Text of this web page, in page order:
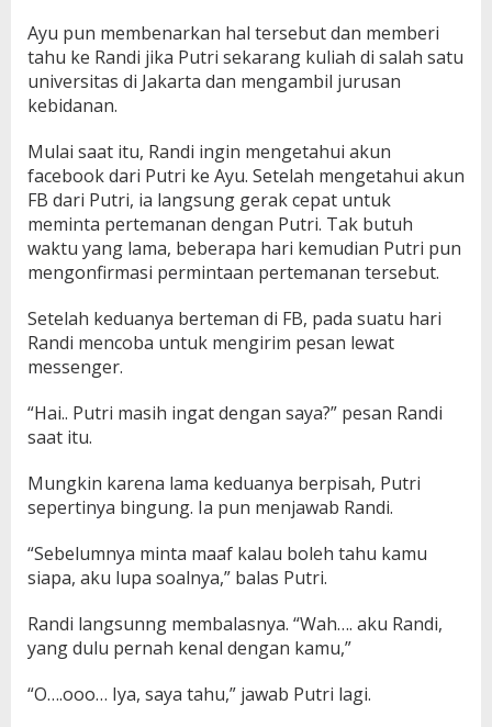
Ayu pun membenarkan hal tersebut dan memberi
tahu ke Randi jika Putri sekarang kuliah di salah satu
universitas di Jakarta dan mengambil jurusan
kebidanan.
Mulai saat itu, Randi ingin mengetahui akun
facebook dari Putri ke Ayu. Setelah mengetahui akun
FB dari Putri, ia langsung gerak cepat untuk
meminta pertemanan dengan Putri. Tak butuh
waktu yang lama, beberapa hari kemudian Putri pun
mengonfirmasi permintaan pertemanan tersebut.
Setelah keduanya berteman di FB, pada suatu hari
Randi mencoba untuk mengirim pesan lewat
messenger.
“Hai.. Putri masih ingat dengan saya?” pesan Randi
saat itu.
Mungkin karena lama keduanya berpisah, Putri
sepertinya bingung. Ia pun menjawab Randi.
“Sebelumnya minta maaf kalau boleh tahu kamu
siapa, aku lupa soalnya,” balas Putri.
Randi langsunng membalasnya. “Wah…. aku Randi,
yang dulu pernah kenal dengan kamu,”
“O….ooo… Iya, saya tahu,” jawab Putri lagi.